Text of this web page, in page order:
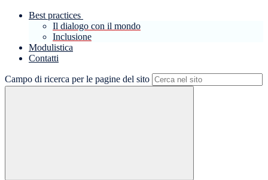
Best practices
Il dialogo con il mondo
Inclusione
Modulistica
Contatti
Campo di ricerca per le pagine del sito